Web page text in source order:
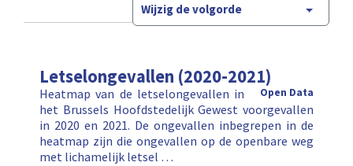
Wijzig de volgorde
Letselongevallen (2020-2021)
Open Data
Heatmap van de letselongevallen in
het Brussels Hoofdstedelijk Gewest voorgevallen
in 2020 en 2021. De ongevallen inbegrepen in de
heatmap zijn die ongevallen op de openbare weg
met lichamelijk letsel …